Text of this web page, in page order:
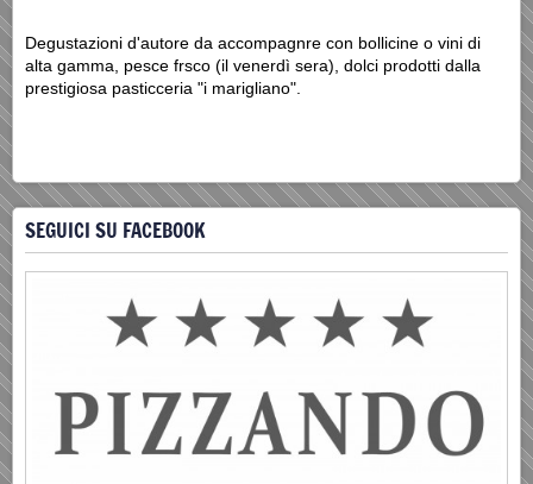
Degustazioni d'autore da accompagnre con bollicine o vini di
alta gamma, pesce frsco (il venerdì sera), dolci prodotti dalla
prestigiosa pasticceria "i marigliano".
SEGUICI SU FACEBOOK